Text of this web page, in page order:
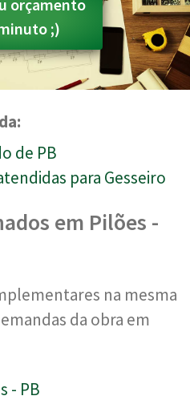
orçamento
;)
de PB
para Gesseiro
em Pilões -
na mesma
da obra em
- PB